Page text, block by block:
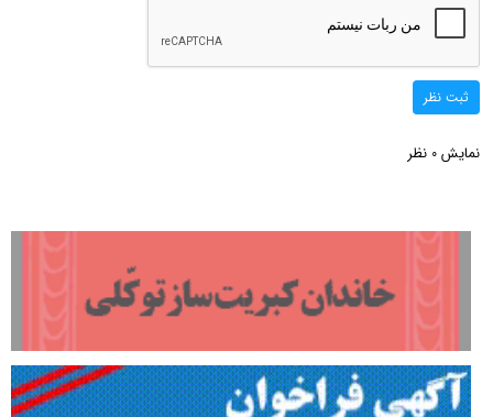
ثبت نظر
نمایش 0 نظر